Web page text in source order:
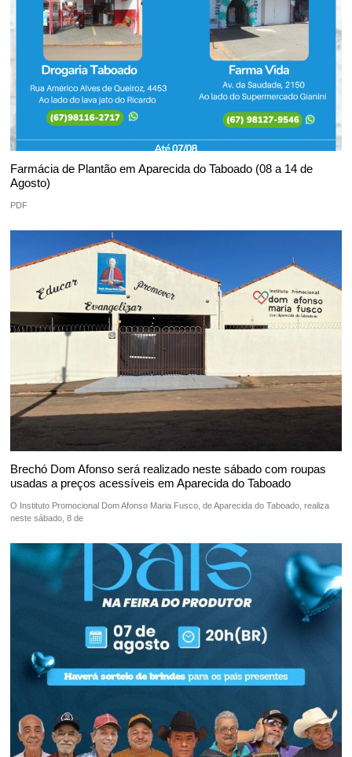
Farmácia de Plantão em Aparecida do Taboado (08 a 14 de
Agosto)
PDF
Brechó Dom Afonso será realizado neste sábado com roupas
usadas a preços acessíveis em Aparecida do Taboado
O Instituto Promocional Dom Afonso Maria Fusco, de Aparecida do Taboado, realiza
neste sábado, 8 de